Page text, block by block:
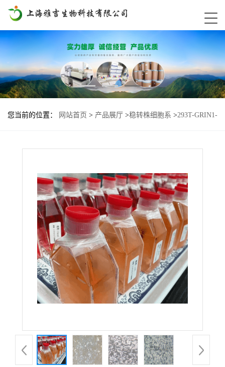
您当前的位置： 网站首页 > 产品展厅 >稳转株细胞系 >293T-GRIN1-